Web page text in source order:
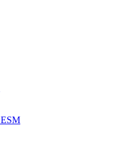
ESM